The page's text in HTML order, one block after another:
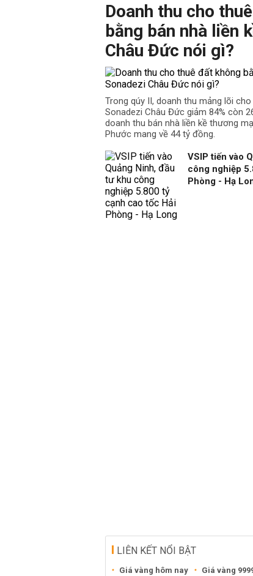
Doanh thu cho
bằng bán nhà liền
Châu Đức nói gì?
Trong qúy II, doanh thu mảng lõi
Sonadezi Châu Đức giảm 84% còn
doanh thu bán nhà liền kề thương
Phước mang về 44 tỷ đồng.
VSIP tiến vào
công nghiệp
Phòng - Hạ
LIÊN KẾT NỔI BẬT
Giá vàng hôm nay Giá vàng